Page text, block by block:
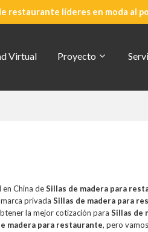
restaurante líderes en moda al
Virtual Proyecto
en China deSillas de madera para
privadaSillas de madera para
la mejor cotización paraSillas de
madera para restaurante, pero